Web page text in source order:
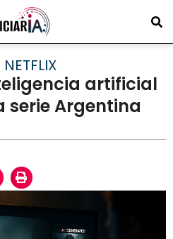
artificial
serie Argentina